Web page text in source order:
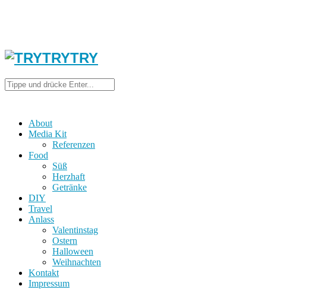
About
Media Kit
Referenzen
Food
Süß
Herzhaft
Getränke
DIY
Travel
Anlass
Valentinstag
Ostern
Halloween
Weihnachten
Kontakt
Impressum